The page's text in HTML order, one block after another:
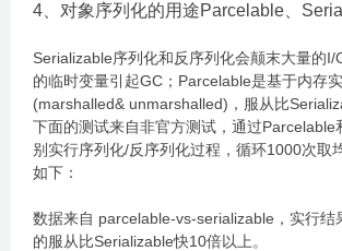
4、对象序列化的用途Parcelable、
Serializable序列化和反序列化会颠末大量的I/
的临时变量引起GC；Parcelable是基于内存
(marshalled& unmarshalled)，服从比
下面的测试来自非官方测试，通过Parcelable
别实行序列化/反序列化过程，循环1000次取
如下：
数据来自 parcelable-vs-serializable，实行结
的服从比Serializable快10倍以上。